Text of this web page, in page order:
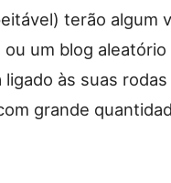
terão algum
um blog
às suas
grande